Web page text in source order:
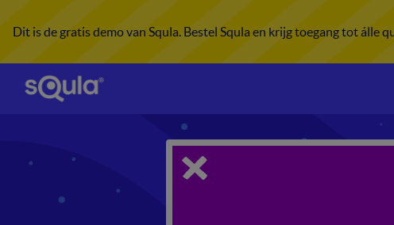
Dit is de gratis demo van Squla. Bestel Squla en krijg toegang tot álle